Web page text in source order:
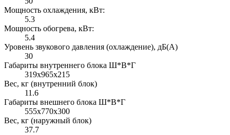
Мощность охлаждения, кВт:
5.3
Мощность обогрева, кВт:
5.4
Уровень звукового давления (охлаждение), дБ(А)
30
Габариты внутреннего блока Ш*В*Г
319x965x215
Вес, кг (внутренний блок)
11.6
Габариты внешнего блока Ш*В*Г
555х770х300
Вес, кг (наружный блок)
37.7